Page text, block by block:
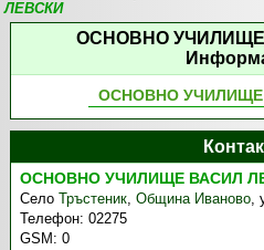
ЛЕВСКИ
ОСНОВНО
ОСНОВНО УЧИЛИЩЕ
ОСНОВНО УЧИЛИЩЕ ВАСИЛ
СелоТръстеник,Община Иваново,
Телефон:02275
GSM:0